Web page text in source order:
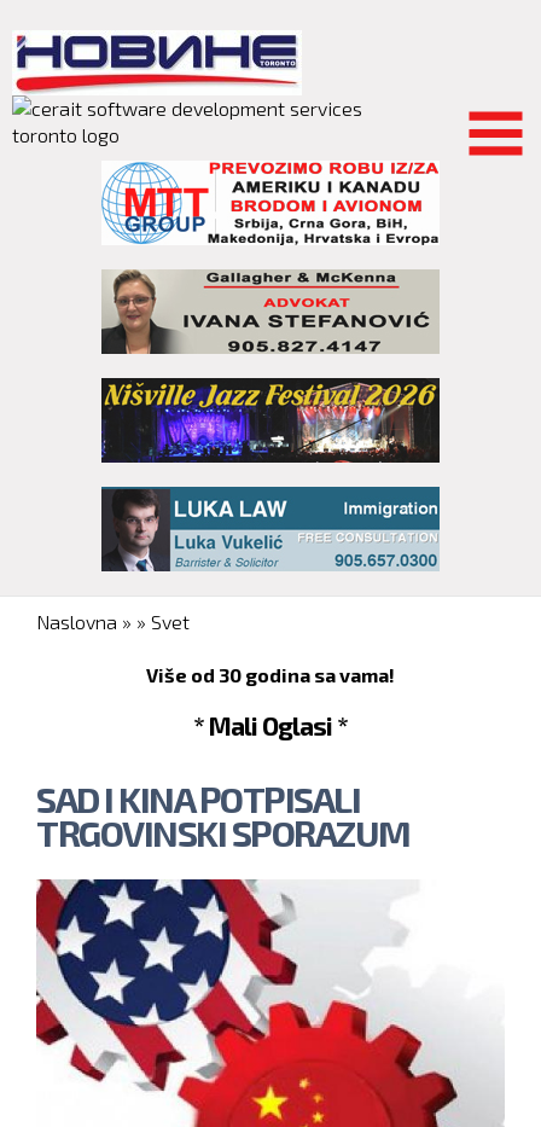
main
content
You are here
Naslovna » » Svet
Više od 30 godina sa vama!
* Mali Oglasi *
SAD I KINA POTPISALI
TRGOVINSKI SPORAZUM